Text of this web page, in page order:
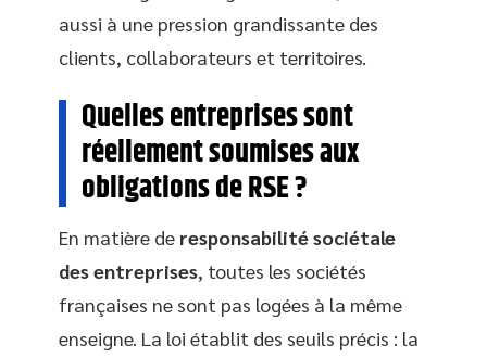
aussi à une pression grandissante des
clients, collaborateurs et territoires.
Quelles entreprises sont
réellement soumises aux
obligations de RSE ?
En matière de responsabilité sociétale
des entreprises, toutes les sociétés
françaises ne sont pas logées à la même
enseigne. La loi établit des seuils précis : la